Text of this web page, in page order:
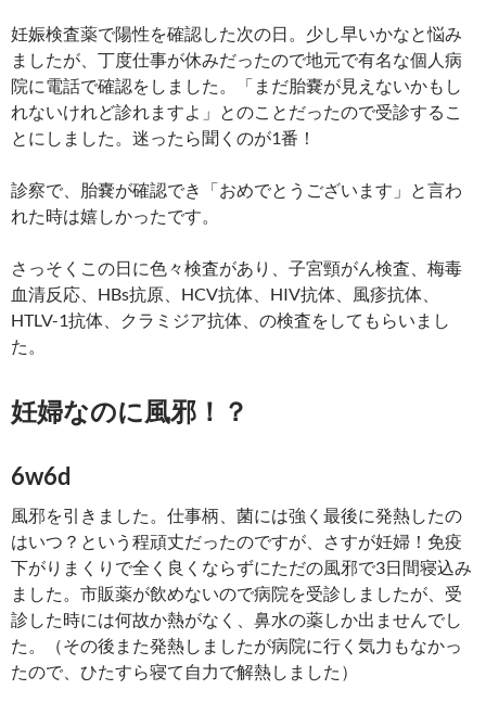
妊娠検査薬で陽性を確認した次の日。少し早いかなと悩み
ましたが、丁度仕事が休みだったので地元で有名な個人病
院に電話で確認をしました。「まだ胎嚢が見えないかもし
れないけれど診れますよ」とのことだったので受診するこ
とにしました。迷ったら聞くのが1番！
診察で、胎嚢が確認でき「おめでとうございます」と言わ
れた時は嬉しかったです。
さっそくこの日に色々検査があり、子宮頸がん検査、梅毒
血清反応、HBs抗原、HCV抗体、HIV抗体、風疹抗体、
HTLV-1抗体、クラミジア抗体、の検査をしてもらいまし
た。
妊婦なのに風邪！？
6w6d
風邪を引きました。仕事柄、菌には強く最後に発熱したの
はいつ？という程頑丈だったのですが、さすが妊婦！免疫
下がりまくりで全く良くならずにただの風邪で3日間寝込み
ました。市販薬が飲めないので病院を受診しましたが、受
診した時には何故か熱がなく、鼻水の薬しか出ませんでし
た。（その後また発熱しましたが病院に行く気力もなかっ
たので、ひたすら寝て自力で解熱しました）